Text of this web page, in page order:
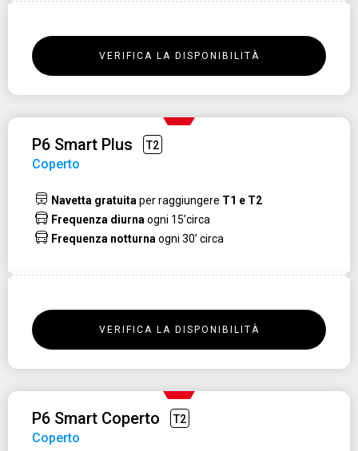
VERIFICA LA DISPONIBILITÀ
P6 Smart Plus T2
Coperto
Navetta gratuita per raggiungere T1 e T2
Frequenza diurna ogni 15’circa
Frequenza notturna ogni 30’ circa
VERIFICA LA DISPONIBILITÀ
P6 Smart Coperto T2
Coperto